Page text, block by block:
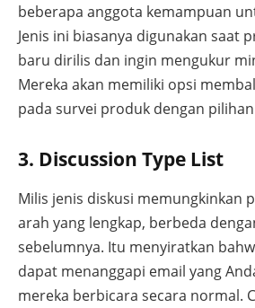
beberapa anggota kemampuan
Jenis ini biasanya digunakan saat
baru dirilis dan ingin mengukur
Mereka akan memiliki opsi
pada survei produk dengan
3. Discussion Type List
Milis jenis diskusi memungkinkan
arah yang lengkap, berbeda
sebelumnya. Itu menyiratkan
dapat menanggapi email yang
mereka berbicara secara normal.